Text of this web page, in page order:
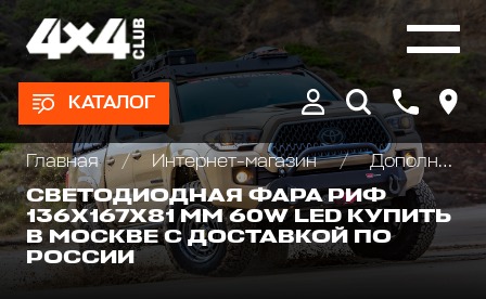
КАТАЛОГ
Главная Интернет-магазин
Дополнительные фары : Светодиодные, Галогеновые , Ксеноновые
СВЕТОДИОДНАЯ ФАРА РИФ
136Х167Х81 ММ 60W LED КУПИТЬ
В МОСКВЕ С ДОСТАВКОЙ ПО
РОССИИ